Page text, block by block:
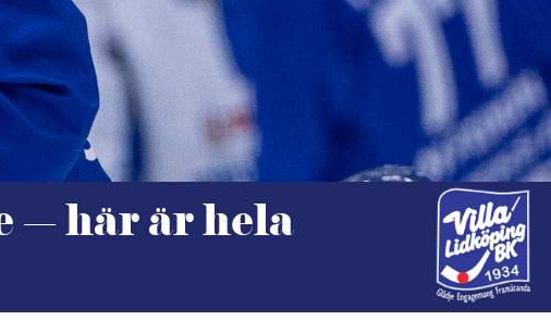
– här är hela